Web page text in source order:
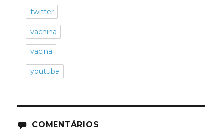
twitter
vachina
vacina
youtube
COMENTÁRIOS